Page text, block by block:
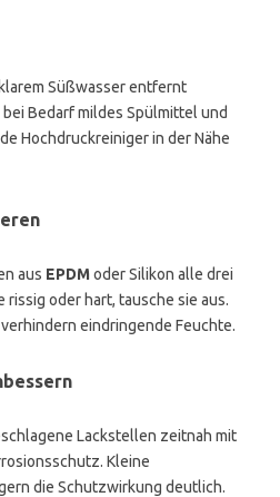
Süßwasser entfernt
Bedarf mildes Spülmittel und
Hochdruckreiniger in der Nähe
aus EPDModer Silikon alle drei
rissig oder hart, tausche sie aus.
eindringende Feuchte.
Lackstellen zeitnah mit
Kleine
die Schutzwirkung deutlich.